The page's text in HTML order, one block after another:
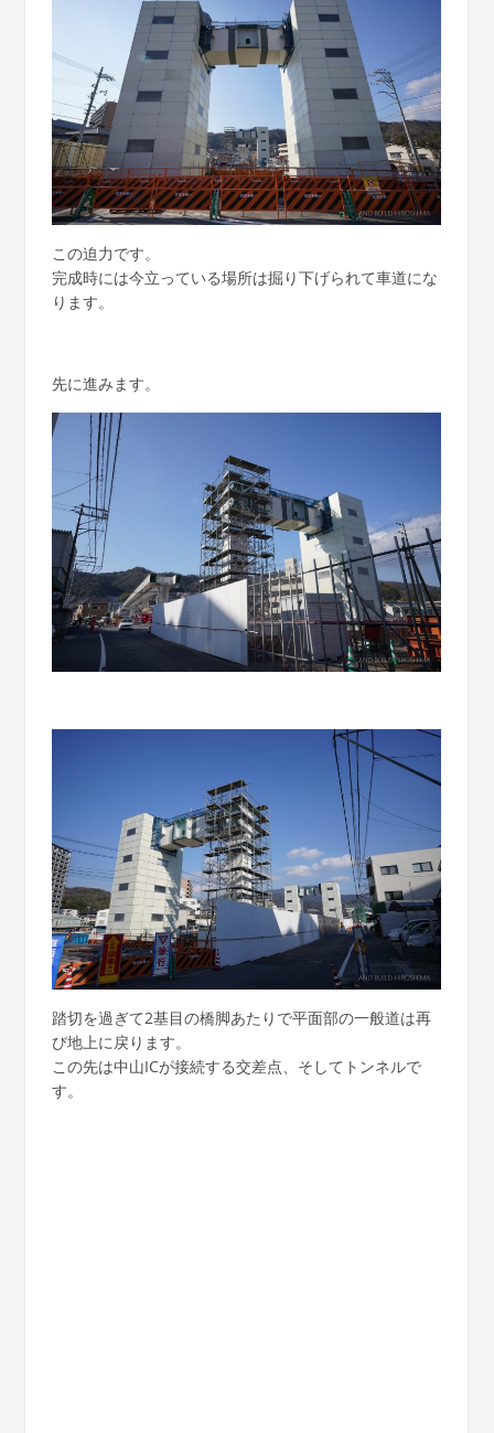
この迫力です。
完成時には今立っている場所は掘り下げられて車道にな
ります。
先に進みます。
踏切を過ぎて2基目の橋脚あたりで平面部の一般道は再
び地上に戻ります。
この先は中山ICが接続する交差点、そしてトンネルで
す。